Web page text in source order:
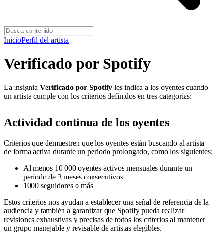
InicioPerfil del artista
Verificado por Spotify
La insignia Verificado por Spotify les indica a los oyentes cuando
un artista cumple con los criterios definidos en tres categorías:
Actividad continua de los oyentes
Criterios que demuestren que los oyentes están buscando al artista
de forma activa durante un período prolongado, como los siguientes:
Al menos 10 000 oyentes activos mensuales durante un
período de 3 meses consecutivos
1000 seguidores o más
Estos criterios nos ayudan a establecer una señal de referencia de la
audiencia y también a garantizar que Spotify pueda realizar
revisiones exhaustivas y precisas de todos los criterios al mantener
un grupo manejable y revisable de artistas elegibles.